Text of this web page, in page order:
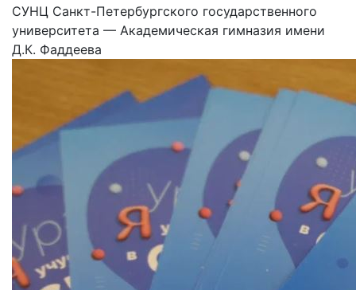
СУНЦ Санкт-Петербургского государственного
университета — Академическая гимназия имени
Д.К. Фаддеева